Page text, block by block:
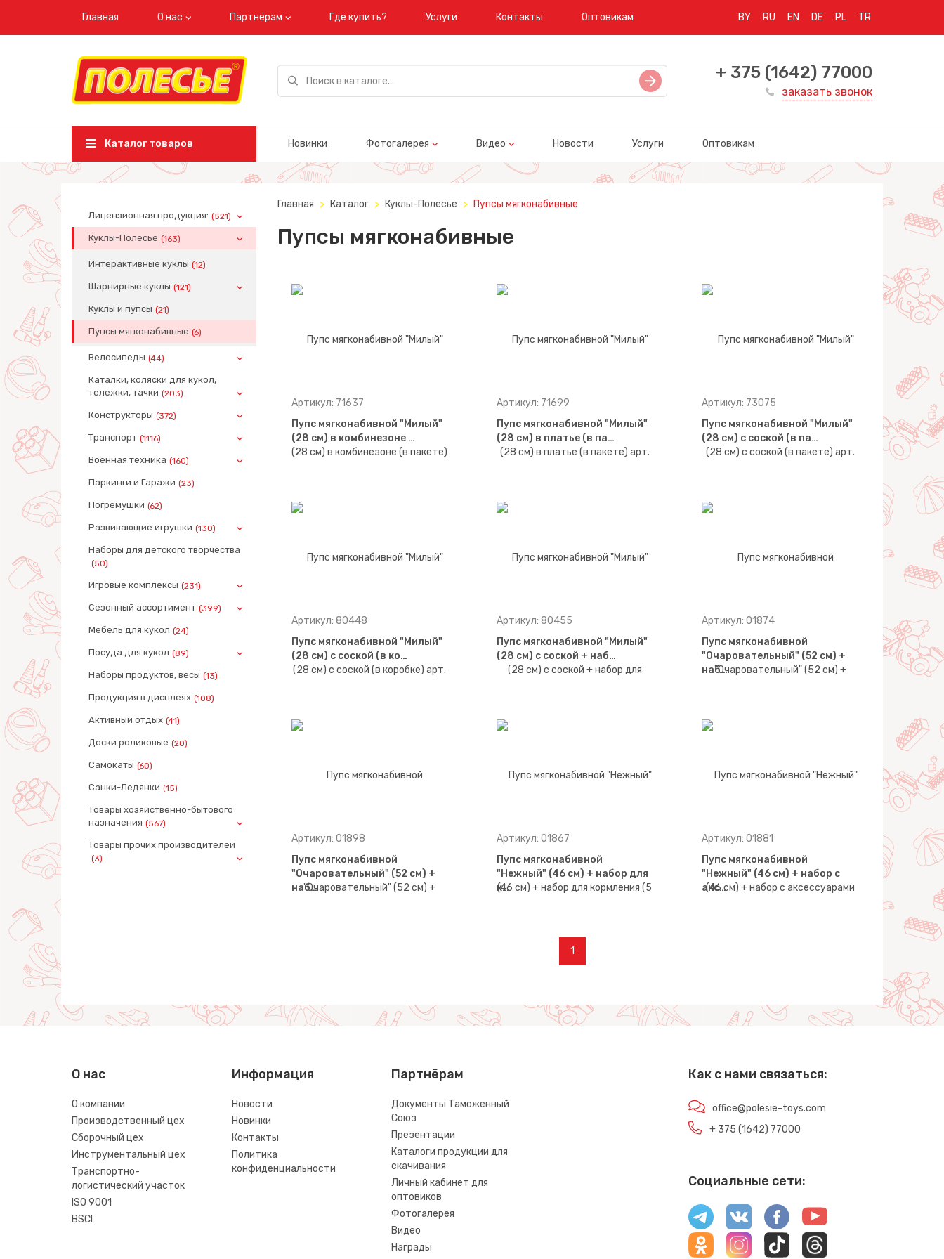
Главная О нас Партнёрам Где купить? Услуги Контакты Оптовикам BY RU EN DE PL TR
+ 375 (1642) 77000
заказать звонок
Каталог товаров Новинки Фотогалерея Видео Новости Услуги Оптовикам
Лицензионная продукция: (521)
Куклы-Полесье (163)
Интерактивные куклы (12)
Шарнирные куклы (121)
Куклы и пупсы (21)
Пупсы мягконабивные (6)
Велосипеды (44)
Каталки, коляски для кукол,
тележки, тачки (203)
Конструкторы (372)
Транспорт (1116)
Военная техника (160)
Паркинги и Гаражи (23)
Погремушки (62)
Развивающие игрушки (130)
Наборы для детского творчества
(50)
Игровые комплексы (231)
Сезонный ассортимент (399)
Мебель для кукол (24)
Посуда для кукол (89)
Наборы продуктов, весы (13)
Продукция в дисплеях (108)
Активный отдых (41)
Доски роликовые (20)
Самокаты (60)
Санки-Ледянки (15)
Товары хозяйственно-бытового
назначения (567)
Товары прочих производителей
(3)
Главная Каталог Куклы-Полесье Пупсы мягконабивные
Пупсы мягконабивные
Артикул: 71637
Пупс мягконабивной "Милый"
(28 см) в комбинезоне …
Артикул: 71699
Пупс мягконабивной "Милый"
(28 см) в платье (в па…
Артикул: 73075
Пупс мягконабивной "Милый"
(28 см) с соской (в па…
Артикул: 80448
Пупс мягконабивной "Милый"
(28 см) с соской (в ко…
Артикул: 80455
Пупс мягконабивной "Милый"
(28 см) с соской + наб…
Артикул: 01874
Пупс мягконабивной
"Очаровательный" (52 см) +
наб…
Артикул: 01898
Пупс мягконабивной
"Очаровательный" (52 см) +
наб…
Артикул: 01867
Пупс мягконабивной
"Нежный" (46 см) + набор для
к…
Артикул: 01881
Пупс мягконабивной
"Нежный" (46 см) + набор с
акс…
1
О нас
О компании
Производственный цех
Сборочный цех
Инструментальный цех
Транспортно-
логистический участок
ISO 9001
BSCI
Информация
Новости
Новинки
Контакты
Политика
конфиденциальности
Партнёрам
Документы Таможенный
Союз
Презентации
Каталоги продукции для
скачивания
Личный кабинет для
оптовиков
Фотогалерея
Видео
Награды
Как с нами связаться:
office@polesie-toys.com
+ 375 (1642) 77000
Социальные сети: